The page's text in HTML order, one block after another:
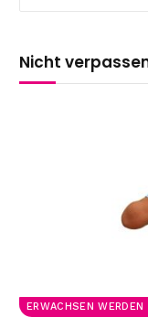
Nicht
ERWACHSEN WERDEN